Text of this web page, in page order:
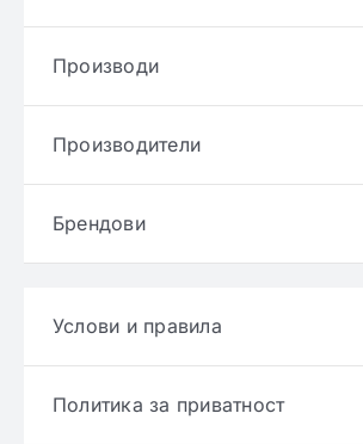
Производи
Производители
Брендови
Услови и правила
Политика за приватност